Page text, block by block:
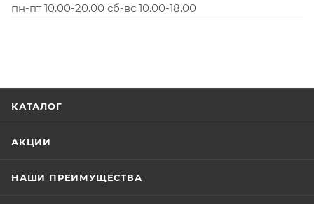
пн-пт 10.00-20.00 сб-вс 10.00-18.00
КАТАЛОГ
АКЦИИ
НАШИ ПРЕИМУЩЕСТВА